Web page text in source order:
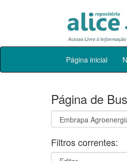
Skip
Página inicial
Página de
Filtros correntes: